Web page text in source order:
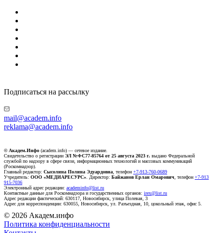
Подписаться на рассылку
mail@academ.info
reklama@academ.info
© Академ.Инфо (academ.info) — сетевое издание.
Свидетельство о регистрации ЭЛ №ФС77-85764 от 25 августа 2023 г. выдано Федеральной
службой по надзору в сфере связи, информационных технологий и массовых коммуникаций
(Роскомнадзор).
Главный редактор: Сысолина Полина Эдуардовна , телефон +7-913-760-0689
Учредитель: ООО «МЕДИАРЕСУРС» . Директор: Байжанов Ерлан Омарович , телефон +7-913
915-7036
Электронный адрес редакции: academinfo@list.ru
Контактные данные для Роскомнадзора и государственных органов: irex@list.ru
Адрес редакции фактический: 630117, Новосибирск, улица Полевая, 3
Адрес для корреспонденции: 630055, Новосибирск, ул. Разъездная, 10, цокольный этаж, офис 5.
© 2026 Академ.инфо
Политика конфиденциальности